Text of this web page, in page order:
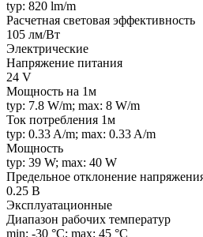
typ: 820 lm/m
Расчетная световая эффективность
105 лм/Вт
Электрические
Напряжение питания
24 V
Мощность на 1м
typ: 7.8 W/m; max: 8 W/m
Ток потребления 1м
typ: 0.33 A/m; max: 0.33 A/m
Мощность
typ: 39 W; max: 40 W
Предельное отклонение
0.25 В
Эксплуатационные
Диапазон рабочих температур
min: -30 °C; max: 45 °C